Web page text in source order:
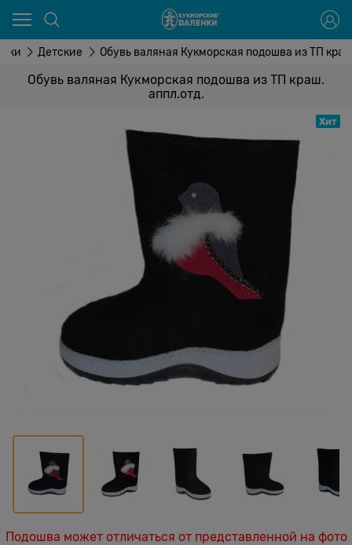
Детские Обувь валяная Кукморская подошва из ТП
Обувь валяная Кукморская подошва из ТП краш.
аппл.отд.
Хит
Подошва может отличаться от представленной на фото